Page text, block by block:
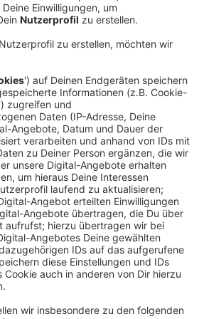
sind zuversichtlich die Probleme
zu bekommen. Trinkgelage,
waren in den vergangenen
Anwohner haben jetzt 80
Stadt übergeben und mit ihr über
Mitarbeiter des
der Polizei kontrollieren weiter
den Realschulhof und den
will die Stadt prüfen lassen.
und Anwohner sich in den
regelmäßig austauschen, wie
entwickelt. Einig sind sich
Treffpunkte brauchen. Im
Lösungen für ein gutes Miteinander
zum Beispiel, dass
ansprechen und den